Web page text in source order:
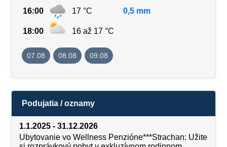
16:00 17 °C 0,5 mm
18:00 16 až 17 °C
07.08 08.08 09.08
Podujatia / oznamy
1.1.2025 - 31.12.2026
Ubytovanie vo Wellness Penzióne***Strachan: Užite